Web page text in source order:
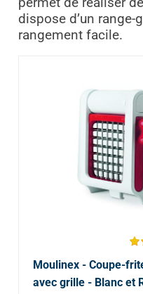
permet de réaliser
dispose d’un
rangement facile.
Moulinex - Coupe-
avec grille - Blanc et